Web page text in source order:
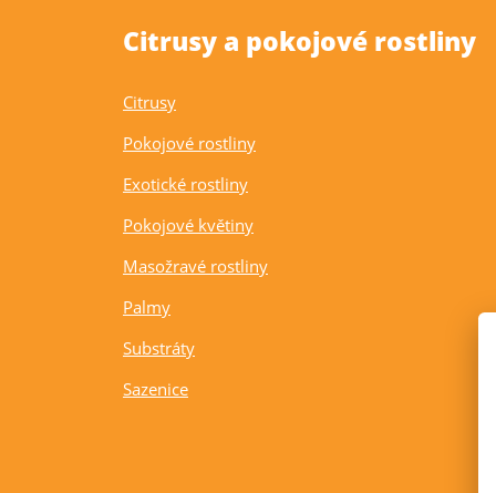
Citrusy a pokojové rostliny
Citrusy
Pokojové rostliny
Exotické rostliny
Pokojové květiny
Masožravé rostliny
Palmy
Substráty
Sazenice